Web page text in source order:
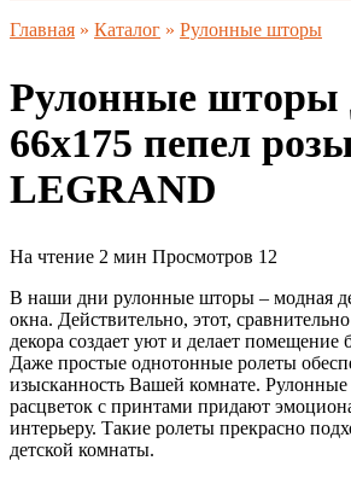
Главная » Каталог » Рулонные шторы
Рулонные шторы
66х175 пепел
LEGRAND
На чтение 2 мин Просмотров 12
В наши дни рулонные шторы – модная
окна. Действительно, этот,
декора создает уют и делает
Даже простые однотонные ролеты
изысканность Вашей комнате.
расцветок с принтами придают
интерьеру. Такие ролеты прекрасно
детской комнаты.